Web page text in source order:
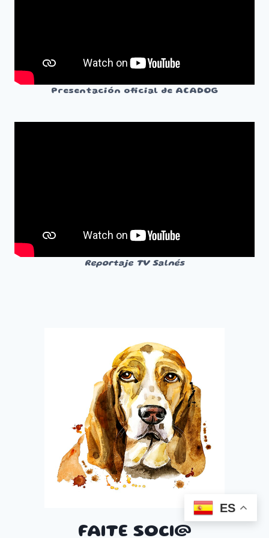
Presentación oficial de ACADOG
Reportaje TV Salnés
FAITE SOCI@
ES